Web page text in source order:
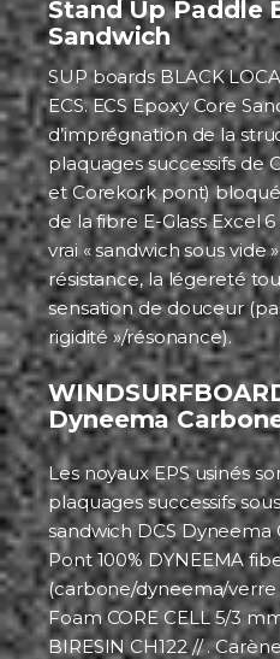
Stand Up Paddle
Sandwich
SUP boards BLACK
ECS. ECS Epoxy Core
d’imprégnation de la
plaquages successifs de
et Corekork pont)
de la fibre E-Glass Excel
vrai « sandwich sous vide
résistance, la légereté
sensation de douceur
rigidité »/résonance).
Dyneema
Les noyaux EPS usinés
plaquages successifs
sandwich DCS Dyneema
Pont 100% DYNEEMA
(carbone/dyneema/
Foam CORE CELL 5/3
BIRESIN CH122 // .